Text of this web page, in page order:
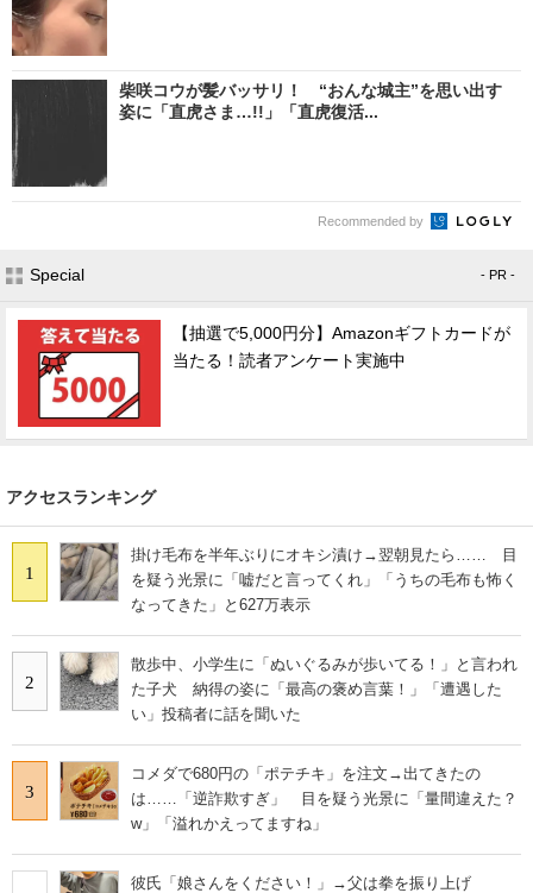
柴咲コウが髪バッサリ！ “おんな城主”を思い出す
姿に「直虎さま…!!」「直虎復活...
Recommended by
Special - PR -
【抽選で5,000円分】Amazonギフトカードが
当たる！読者アンケート実施中
アクセスランキング
1
掛け毛布を半年ぶりにオキシ漬け→翌朝見たら…… 目
を疑う光景に「嘘だと言ってくれ」「うちの毛布も怖く
なってきた」と627万表示
2
散歩中、小学生に「ぬいぐるみが歩いてる！」と言われ
た子犬 納得の姿に「最高の褒め言葉！」「遭遇した
い」投稿者に話を聞いた
3
コメダで680円の「ポテチキ」を注文→出てきたの
は……「逆詐欺すぎ」 目を疑う光景に「量間違えた？
w」「溢れかえってますね」
彼氏「娘さんをください！」→父は拳を振り上げ